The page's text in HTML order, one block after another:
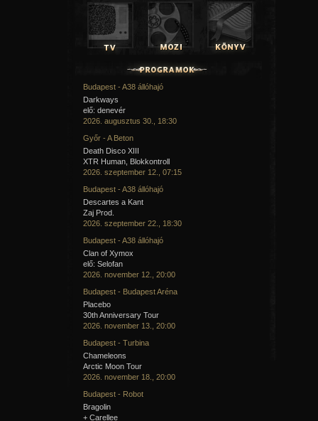
Budapest - A38 állóhajó
Darkways
elő: denevér
2026. augusztus 30., 18:30
Győr - A Beton
Death Disco XIII
XTR Human, Blokkontroll
2026. szeptember 12., 07:15
Budapest - A38 állóhajó
Descartes a Kant
Zaj Prod.
2026. szeptember 22., 18:30
Budapest - A38 állóhajó
Clan of Xymox
elő: Selofan
2026. november 12., 20:00
Budapest - Budapest Aréna
Placebo
30th Anniversary Tour
2026. november 13., 20:00
Budapest - Turbina
Chameleons
Arctic Moon Tour
2026. november 18., 20:00
Budapest - Robot
Bragolin
+ Carellee